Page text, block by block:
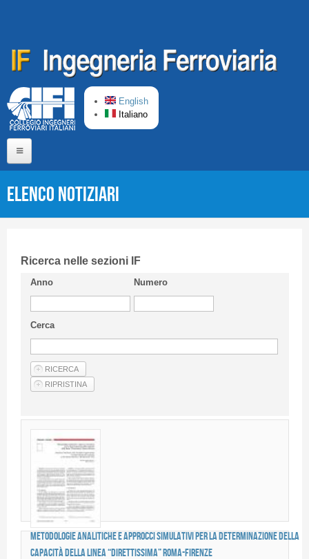
English
Italiano
CIFI in breve
Linee Guida
Privacy Policy
Articoli
Fornitori di prodotti e servizi
Elenco Notiziari
Ricerca nelle sezioni IF
Anno Numero
Cerca
Metodologie analitiche e approcci simulativi per la determinazione della
capacità della linea “Direttissima” Roma-Firenze